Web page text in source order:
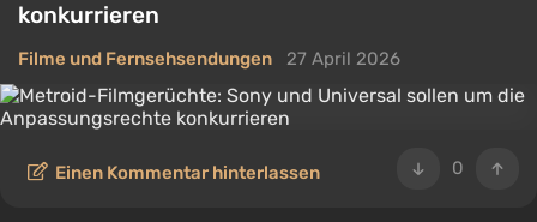
konkurrieren
Filme und Fernsehsendungen 27 April 2026
0
Einen Kommentar hinterlassen